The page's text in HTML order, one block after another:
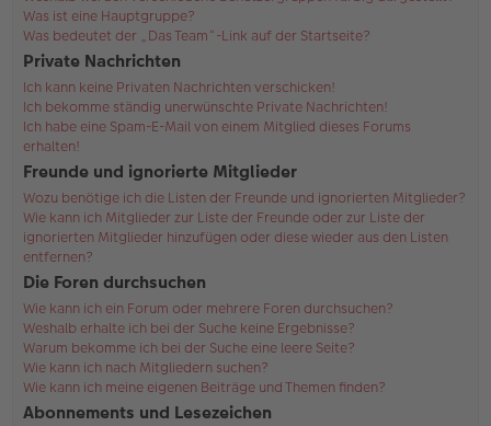
Was ist eine Hauptgruppe?
Was bedeutet der „Das Team“-Link auf der Startseite?
Private Nachrichten
Ich kann keine Privaten Nachrichten verschicken!
Ich bekomme ständig unerwünschte Private Nachrichten!
Ich habe eine Spam-E-Mail von einem Mitglied dieses Forums
erhalten!
Freunde und ignorierte Mitglieder
Wozu benötige ich die Listen der Freunde und ignorierten Mitglieder?
Wie kann ich Mitglieder zur Liste der Freunde oder zur Liste der
ignorierten Mitglieder hinzufügen oder diese wieder aus den Listen
entfernen?
Die Foren durchsuchen
Wie kann ich ein Forum oder mehrere Foren durchsuchen?
Weshalb erhalte ich bei der Suche keine Ergebnisse?
Warum bekomme ich bei der Suche eine leere Seite?
Wie kann ich nach Mitgliedern suchen?
Wie kann ich meine eigenen Beiträge und Themen finden?
Abonnements und Lesezeichen